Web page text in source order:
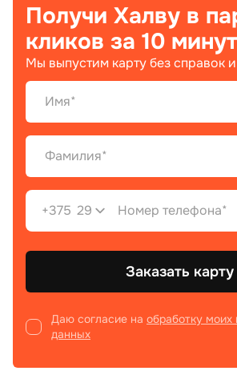
Получи Халву в
кликов за 10 минут
Мы выпустим карту без справок
+375 29
Заказать карту
Даю согласие на обработку моих
данных